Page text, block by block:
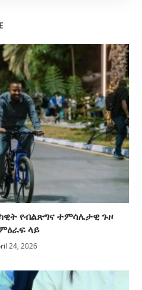
የብልጽግና ተምሳሌታዊ ጉዞ
ላይ
24, 2026